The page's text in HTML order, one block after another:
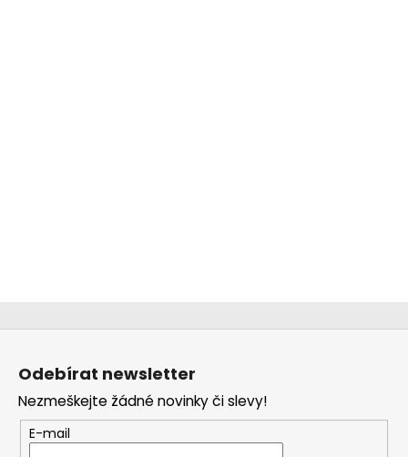
Z
Odebírat newsletter
Nezmeškejte žádné novinky či slevy!
E-mail